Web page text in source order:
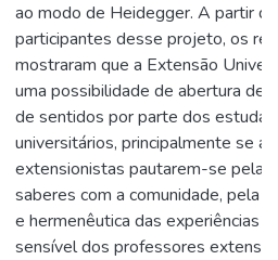
ao modo de Heidegger. A partir
participantes desse projeto, os
mostraram que a Extensão
uma possibilidade de abertura de
de sentidos por parte dos
universitários, principalmente se
extensionistas pautarem-se pela
saberes com a comunidade, pela
e hermenêutica das experiências
sensível dos professores